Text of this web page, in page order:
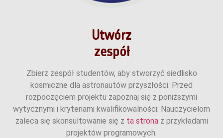
Utwórz
zespół
Zbierz zespół studentów, aby stworzyć siedlisko
kosmiczne dla astronautów przyszłości. Przed
rozpoczęciem projektu zapoznaj się z poniższymi
wytycznymi i kryteriami kwalifikowalności. Nauczycielom
zaleca się skonsultowanie się z ta stronaz przykładami
projektów programowych.